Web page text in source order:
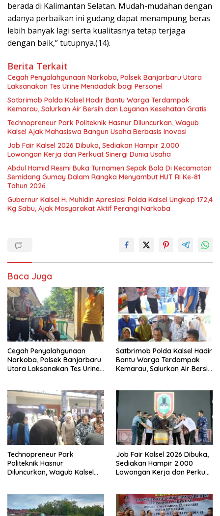
berada di Kalimantan Selatan. Mudah-mudahan dengan
adanya perbaikan ini gudang dapat menampung beras
lebih banyak lagi serta kualitasnya tetap terjaga
dengan baik,” tutupnya.(14).
Berita Terkait
Cegah Penyalahgunaan Narkoba, Polsek Banjarbaru Utara
Laksanakan Tes Urine Mendadak bagi Personel
Satbrimob Polda Kalsel Hadir Bantu Warga Terdampak
Kemarau, Salurkan Air Bersih dan Layanan Kesehatan Gratis
Technopreneur Park Politeknik Hasnur Diluncurkan, Wagub
Kalsel Ajak Mahasiswa Bangun Usaha Berbasis Inovasi
Job Fair Kalsel 2026 Dibuka, Sediakan Hampir 2.000
Lowongan Kerja dan Perkuat Sinergi Dunia Usaha
Abdul Hamid Resmi Buka Turnamen Sepak Bola Di Kecamatan
Semidang Gumay Dalam Rangka Menyambut HUT RI Ke-81
Tahun 2026
Gubernur Kalsel H. Muhidin Apresiasi Polda Kalsel Ungkap 172,4
Kg Sabu, Ajak Masyarakat Aktif Perangi Narkoba
Baca Juga
Cegah Penyalahgunaan
Narkoba, Polsek Banjarbaru
Utara Laksanakan Tes Urine
Satbrimob Polda Kalsel Hadir
Bantu Warga Terdampak
Kemarau, Salurkan Air Bersih
Technopreneur Park
Politeknik Hasnur
Diluncurkan, Wagub Kalsel
Job Fair Kalsel 2026 Dibuka,
Sediakan Hampir 2.000
Lowongan Kerja dan Perkuat